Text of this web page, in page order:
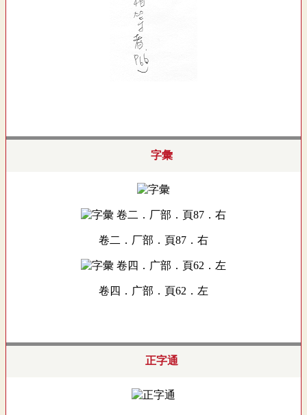
字彙
卷二．厂部．頁87．右
卷四．广部．頁62．左
正字通